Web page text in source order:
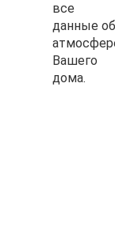
все
данные об
Вашего
дома.